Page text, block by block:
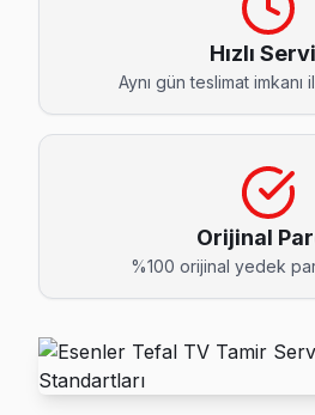
Çiftehavuzlar Tefal Servis
Çiftehavuzlar'de Tefal TV
Çiftehavuzlar Tefal Açılmıyor
Davutpaşa Tefal Servis
Davutpaşa mahallesi Tefal
Esenler Tefal Servis →
Fatih Tefal Servis
Fatih mahallesi Tefal TV
Fevzi Çakmak Tefal Servis
Hızlı
Aynı gün teslimat imkanı
Orijinal
%100 orijinal yedek